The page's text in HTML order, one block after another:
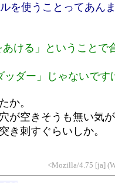
を使うことってあん
ける」ということで
ダー」じゃないです
か。
が空きそうも無い気
き刺すぐらいしか。
<Mozilla/4.75 [ja]